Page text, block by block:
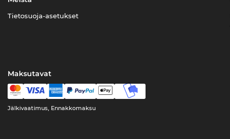
Tietosuoja-asetukset
Maksutavat
Jälkivaatimus, Ennakkomaksu